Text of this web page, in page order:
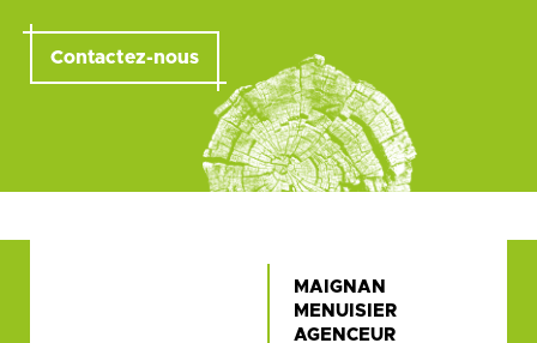
Contactez-nous
MAIGNAN
MENUISIER
AGENCEUR